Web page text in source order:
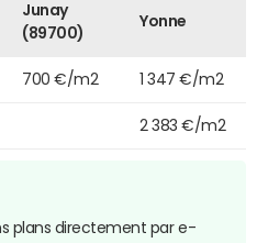
Junay
(89700)
Yonne
700 €/m2 1 347 €/m2
2 383 €/m2
plans directement par e-